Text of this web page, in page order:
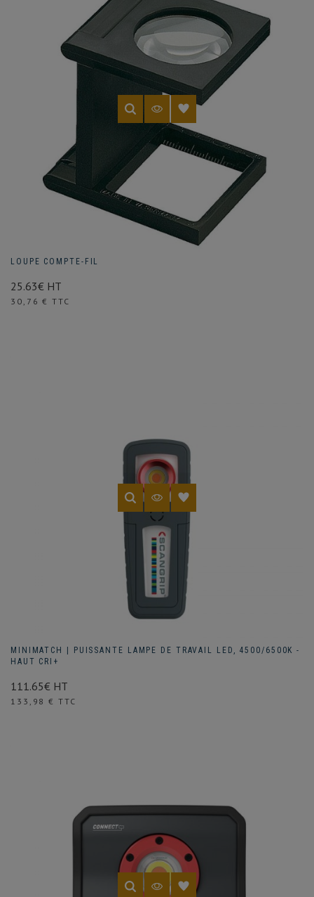
LOUPE COMPTE-FIL
25.63€ HT
Prix
30,76 € TTC
MINIMATCH | PUISSANTE LAMPE DE TRAVAIL LED, 4500/6500K -
HAUT CRI+
111.65€ HT
Prix
133,98 € TTC